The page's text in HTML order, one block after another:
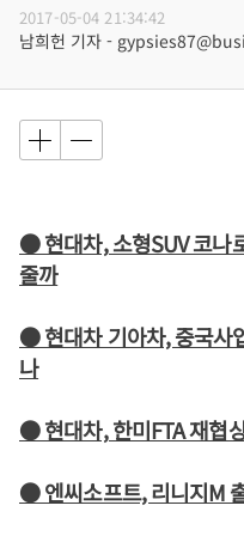
2017-05-04 21:34:42
남희헌 기자 -
● 현대차, 소형SUV 코나
줄까
● 현대차 기아차, 중국사
나
● 현대차, 한미FTA 재협
● 엔씨소프트, 리니지M